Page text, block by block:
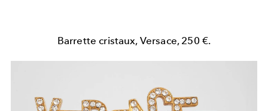
Barrette cristaux, Versace, 250 €.